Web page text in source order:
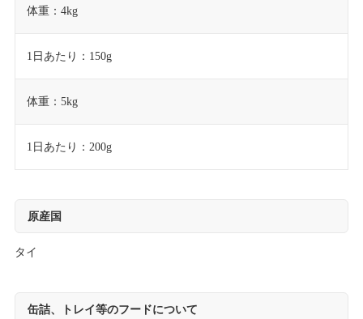
体重：4kg
1日あたり：150g
体重：5kg
1日あたり：200g
原産国
タイ
缶詰、トレイ等のフードについて